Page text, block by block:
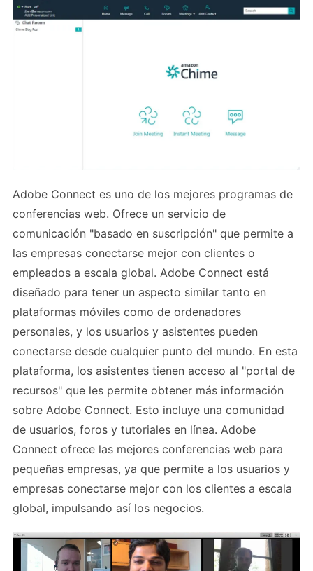
Adobe Connect es uno de los mejores programas de
conferencias web. Ofrece un servicio de
comunicación "basado en suscripción" que permite a
las empresas conectarse mejor con clientes o
empleados a escala global. Adobe Connect está
diseñado para tener un aspecto similar tanto en
plataformas móviles como de ordenadores
personales, y los usuarios y asistentes pueden
conectarse desde cualquier punto del mundo. En esta
plataforma, los asistentes tienen acceso al "portal de
recursos" que les permite obtener más información
sobre Adobe Connect. Esto incluye una comunidad
de usuarios, foros y tutoriales en línea. Adobe
Connect ofrece las mejores conferencias web para
pequeñas empresas, ya que permite a los usuarios y
empresas conectarse mejor con los clientes a escala
global, impulsando así los negocios.